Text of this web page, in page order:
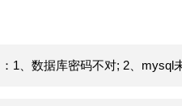
1、数据库密码不对; 2、mysql